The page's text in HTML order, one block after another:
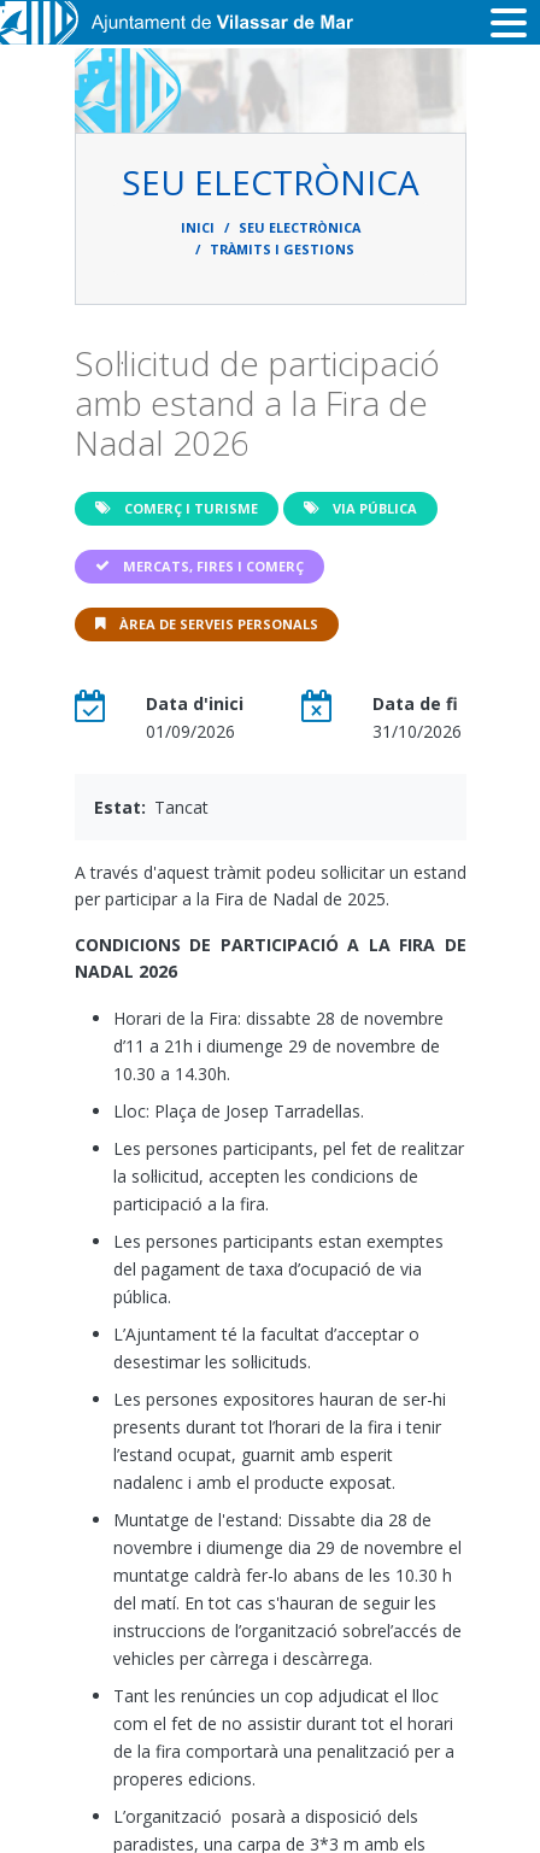
Vés al contingut
SEU ELECTRÒNICA
d'ariadna
INICI
SEU ELECTRÒNICA
TRÀMITS I GESTIONS
Sol·licitud de participació
amb estand a la Fira de
Nadal 2026
COMERÇ I TURISME VIA PÚBLICA
MERCATS, FIRES I COMERÇ
ÀREA DE SERVEIS PERSONALS
Data d'inici
01/09/2026
Data de fi
31/10/2026
Estat Tancat
A través d'aquest tràmit podeu sol·licitar un estand
per participar a la Fira de Nadal de 2025.
CONDICIONS DE PARTICIPACIÓ A LA FIRA DE
NADAL 2026
Horari de la Fira: dissabte 28 de novembre
d’11 a 21h i diumenge 29 de novembre de
10.30 a 14.30h.
Lloc: Plaça de Josep Tarradellas.
Les persones participants, pel fet de realitzar
la sol·licitud, accepten les condicions de
participació a la fira.
Les persones participants estan exemptes
del pagament de taxa d’ocupació de via
pública.
L’Ajuntament té la facultat d’acceptar o
desestimar les sol·licituds.
Les persones expositores hauran de ser-hi
presents durant tot l’horari de la fira i tenir
l’estand ocupat, guarnit amb esperit
nadalenc i amb el producte exposat.
Muntatge de l'estand: Dissabte dia 28 de
novembre i diumenge dia 29 de novembre el
muntatge caldrà fer-lo abans de les 10.30 h
del matí. En tot cas s'hauran de seguir les
instruccions de l’organització sobrel’accés de
vehicles per càrrega i descàrrega.
Tant les renúncies un cop adjudicat el lloc
com el fet de no assistir durant tot el horari
de la fira comportarà una penalització per a
properes edicions.
L’organització posarà a disposició dels
paradistes, una carpa de 3*3 m amb els